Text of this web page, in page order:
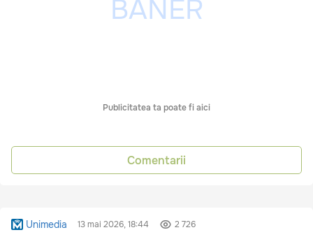
Publicitatea ta poate fi aici
Comentarii
Unimedia 13 mai 2026, 18:44 2 726